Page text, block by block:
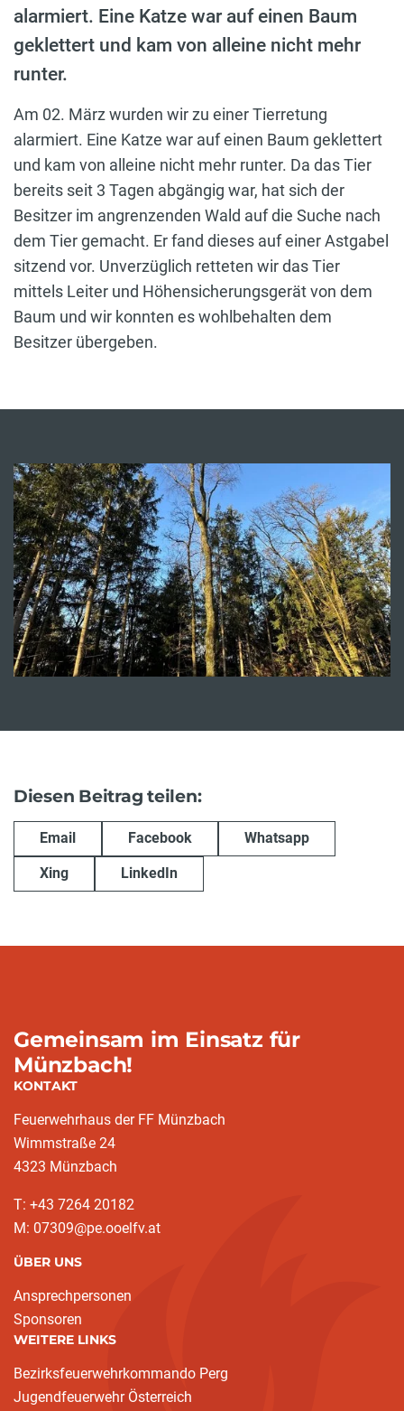
alarmiert. Eine Katze war auf einen Baum
geklettert und kam von alleine nicht mehr
runter.
Am 02. März wurden wir zu einer Tierretung
alarmiert. Eine Katze war auf einen Baum geklettert
und kam von alleine nicht mehr runter. Da das Tier
bereits seit 3 Tagen abgängig war, hat sich der
Besitzer im angrenzenden Wald auf die Suche nach
dem Tier gemacht. Er fand dieses auf einer Astgabel
sitzend vor. Unverzüglich retteten wir das Tier
mittels Leiter und Höhensicherungsgerät von dem
Baum und wir konnten es wohlbehalten dem
Besitzer übergeben.
Diesen Beitrag teilen:
Email Facebook Whatsapp
Xing LinkedIn
Gemeinsam im Einsatz für
Münzbach!
KONTAKT
Feuerwehrhaus der FF Münzbach
Wimmstraße 24
4323 Münzbach
T: +43 7264 20182
M: 07309@pe.ooelfv.at
ÜBER UNS
Ansprechpersonen
Sponsoren
WEITERE LINKS
Bezirksfeuerwehrkommando Perg
Jugendfeuerwehr Österreich